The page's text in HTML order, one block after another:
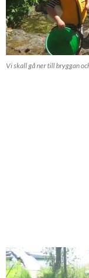
Vi skall gå ner till bryggan